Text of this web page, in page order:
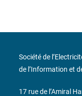
Société de
de l’Information et
17 rue de l’Amiral